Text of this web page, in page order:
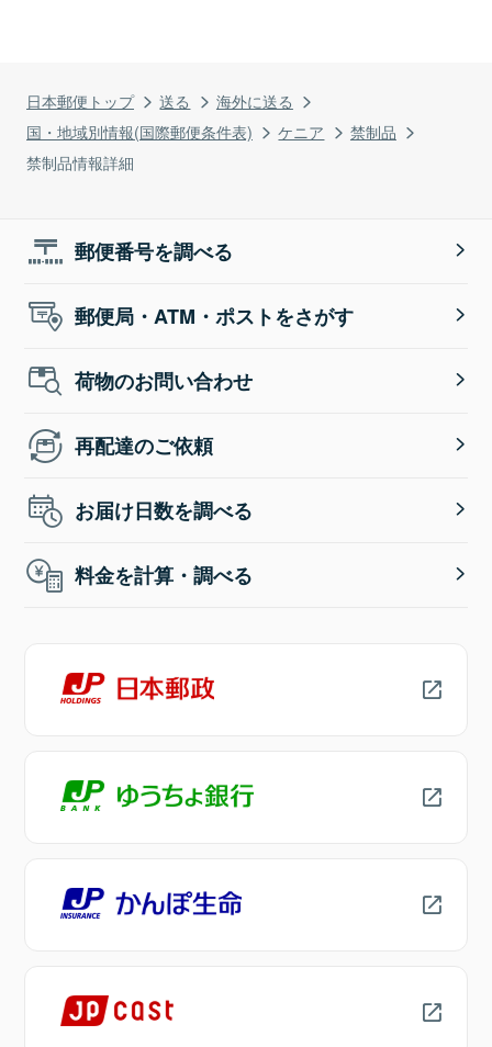
日本郵便トップ 送る
海外に送る
国・地域別情報(国際郵便条件表)
ケニア
禁制品
禁制品情報詳細
郵便番号を調べる
郵便局・ATM・ポストをさがす
荷物のお問い合わせ
再配達のご依頼
お届け日数を調べる
料金を計算・調べる